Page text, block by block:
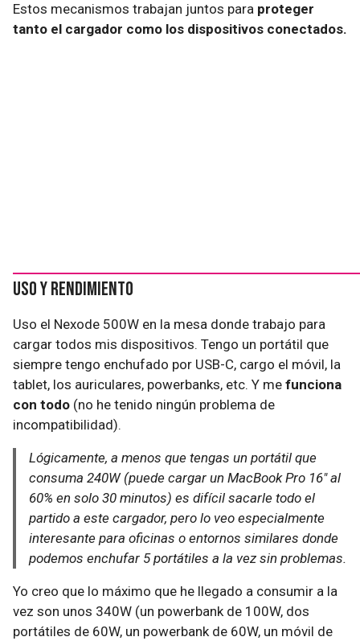
Estos mecanismos trabajan juntos para proteger
tanto el cargador como los dispositivos conectados.
Uso y rendimiento
Uso el Nexode 500W en la mesa donde trabajo para
cargar todos mis dispositivos. Tengo un portátil que
siempre tengo enchufado por USB-C, cargo el móvil, la
tablet, los auriculares, powerbanks, etc. Y me funciona
con todo (no he tenido ningún problema de
incompatibilidad).
Lógicamente, a menos que tengas un portátil que
consuma 240W (puede cargar un MacBook Pro 16" al
60% en solo 30 minutos) es difícil sacarle todo el
partido a este cargador, pero lo veo especialmente
interesante para oficinas o entornos similares donde
podemos enchufar 5 portátiles a la vez sin problemas.
Yo creo que lo máximo que he llegado a consumir a la
vez son unos 340W (un powerbank de 100W, dos
portátiles de 60W, un powerbank de 60W, un móvil de